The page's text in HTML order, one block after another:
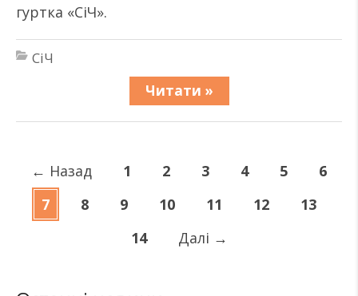
гуртка «СіЧ».
СіЧ
Читати »
← Назад 1 2 3 4 5
6
7
8 9 10 11 12
13
14
Далі →